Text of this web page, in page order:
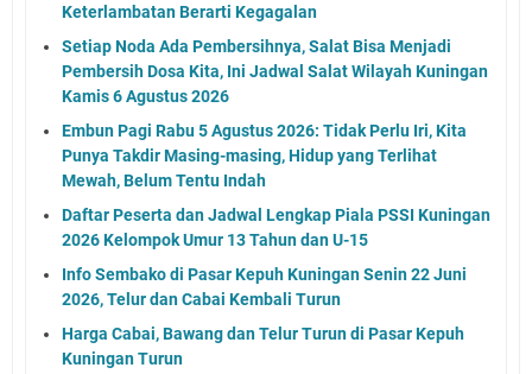
Keterlambatan Berarti Kegagalan
Setiap Noda Ada Pembersihnya, Salat Bisa Menjadi
Pembersih Dosa Kita, Ini Jadwal Salat Wilayah Kuningan
Kamis 6 Agustus 2026
Embun Pagi Rabu 5 Agustus 2026: Tidak Perlu Iri, Kita
Punya Takdir Masing-masing, Hidup yang Terlihat
Mewah, Belum Tentu Indah
Daftar Peserta dan Jadwal Lengkap Piala PSSI Kuningan
2026 Kelompok Umur 13 Tahun dan U-15
Info Sembako di Pasar Kepuh Kuningan Senin 22 Juni
2026, Telur dan Cabai Kembali Turun
Harga Cabai, Bawang dan Telur Turun di Pasar Kepuh
Kuningan Turun